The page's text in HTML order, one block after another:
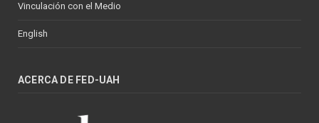
Vinculación con el Medio
English
ACERCA DE FED-UAH